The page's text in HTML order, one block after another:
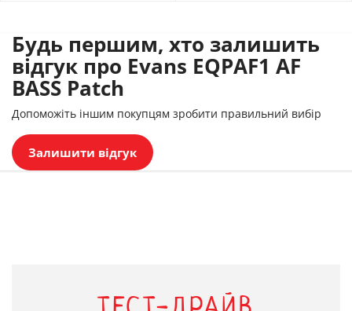
Будь першим, хто залишить
відгук про Evans EQPAF1 AF
BASS Patch
Допоможіть іншим покупцям зробити правильний вибір
Залишити відгук